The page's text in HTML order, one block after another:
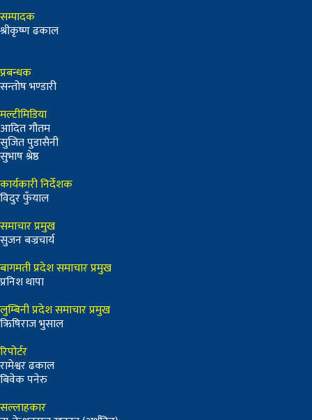
सम्पादक
श्रीकृष्ण ढकाल
प्रबन्धक
सन्तोष भण्डारी
मल्टीमिडिया
आदित गौतम
सुजित पुडासैनी
सुभाष श्रेष्ठ
कार्यकारी निर्देशक
विदुर फुँयाल
समाचार प्रमुख
सुजन बज्रचार्य
बागमती प्रदेश समाचार प्रमुख
प्रनिश थापा
लुम्बिनी प्रदेश समाचार प्रमुख
ऋिषिराज भुसाल
रिपोर्टर
रामेश्वर ढकाल
बिवेक पनेरु
सल्लाहकार